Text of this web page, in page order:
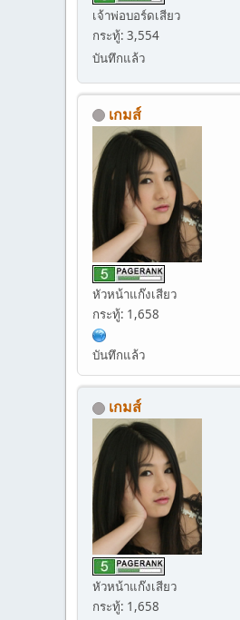
เจ้าพ่อบอร์ดเสียว
กระทู้: 3,554
บันทึกแล้ว
เกมส์
หัวหน้าแก๊งเสียว
กระทู้: 1,658
บันทึกแล้ว
เกมส์
หัวหน้าแก๊งเสียว
กระทู้: 1,658